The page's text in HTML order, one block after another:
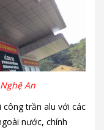
An
công trần alu với các
nước, chính